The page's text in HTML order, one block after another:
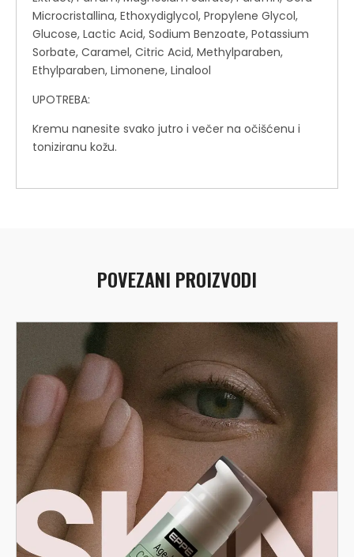
Microcristallina, Ethoxydiglycol, Propylene Glycol,
Glucose, Lactic Acid, Sodium Benzoate, Potassium
Sorbate, Caramel, Citric Acid, Methylparaben,
Ethylparaben, Limonene, Linalool
UPOTREBA:
Kremu nanesite svako jutro i večer na očišćenu i
toniziranu kožu.
POVEZANI PROIZVODI